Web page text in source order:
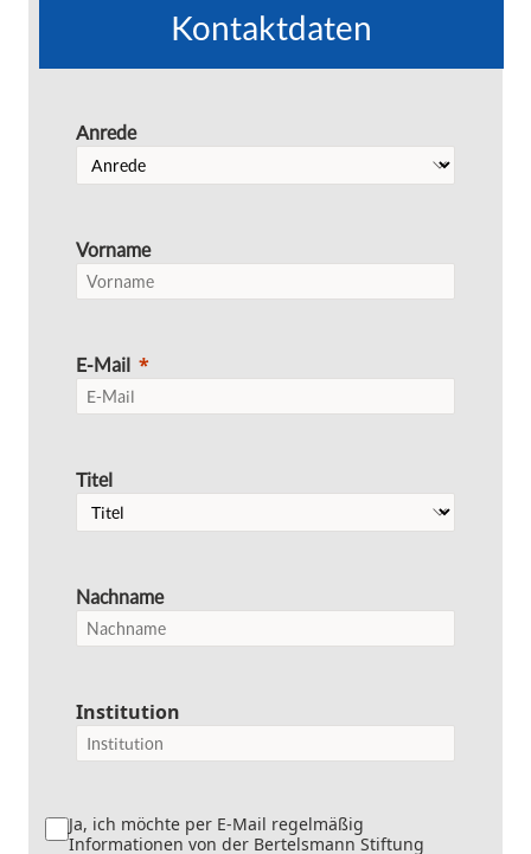
Kontaktdaten
Anrede
Vorname
E-Mail
Titel
Nachname
Institution
Ja, ich möchte per E-Mail regelmäßig
Informationen von der Bertelsmann Stiftung